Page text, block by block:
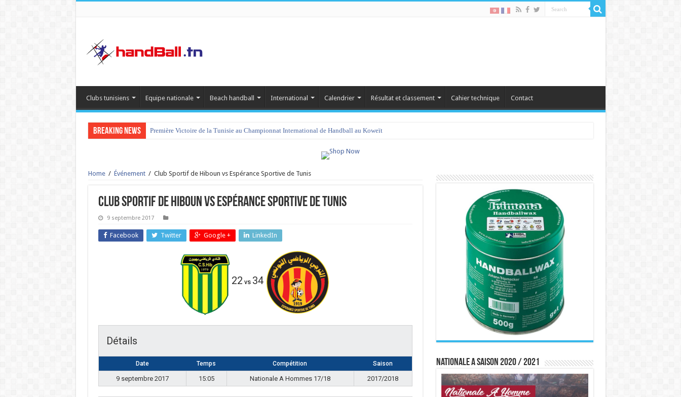
Clubs tunisiens Equipe nationale Beach handball International Calendrier Résultat et classement Cahier technique Contact
Breaking News Première Victoire de la Tunisie au Championnat International de Handball au Koweït
Home / Événement / Club Sportif de Hiboun vs Espérance Sportive de Tunis
Club Sportif de Hiboun vs Espérance Sportive de Tunis
9 septembre 2017
Facebook Twitter Google + LinkedIn
22 vs 34
Détails
Date Temps Compétition Saison
9 septembre 2017 15:05 Nationale A Hommes 17/18 2017/2018
Nationale A saison 2020 / 2021